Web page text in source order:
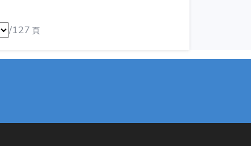
/127 頁